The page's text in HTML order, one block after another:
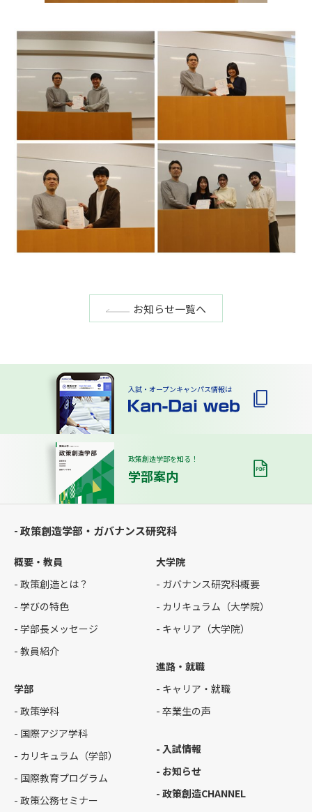
お知らせ一覧へ
入試・オープンキャンパス情報は
政策創造学部を知る！
学部案内
- 政策創造学部・ガバナンス研究科
概要・教員
- 政策創造とは？
- 学びの特色
- 学部長メッセージ
- 教員紹介
学部
- 政策学科
- 国際アジア学科
- カリキュラム（学部）
- 国際教育プログラム
- 政策公務セミナー
大学院
- ガバナンス研究科概要
- カリキュラム（大学院）
- キャリア（大学院）
進路・就職
- キャリア・就職
- 卒業生の声
- 入試情報
- お知らせ
- 政策創造CHANNEL